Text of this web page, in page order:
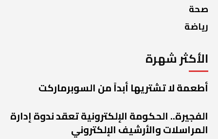
صحة
رياضة
الأكثر شهرة
أطعمة لا تشتريها أبداً من السوبرماركت
الفجيرة.. الحكومة الإلكترونية تعقد ندوة إدارة
المراسلات والأرشيف الإلكتروني